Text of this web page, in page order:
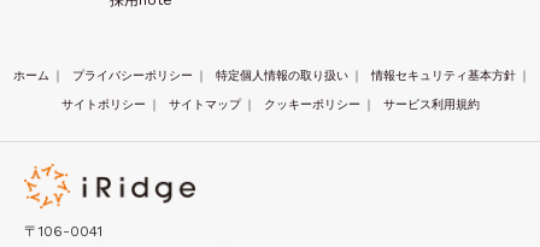
ホーム ｜ プライバシーポリシー ｜ 特定個人情報の取り扱い ｜ 情報セキュリティ基本方針 ｜
サイトポリシー ｜ サイトマップ ｜ クッキーポリシー ｜ サービス利用規約
〒106-0041